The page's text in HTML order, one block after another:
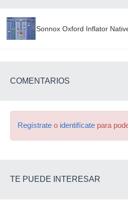
Sonnox Oxford Inflator
COMENTARIOS
Regístrate o identifícate para
TE PUEDE INTERESAR